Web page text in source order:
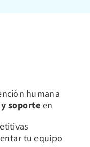
humana
soporteen
tu equipo